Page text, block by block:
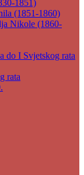
1851)
(1851-1860)
Nikole (1860-
do I Svjetskog rata
rata